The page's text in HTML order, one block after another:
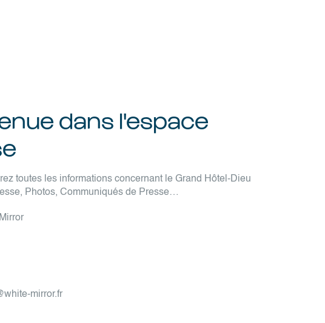
dans l'espace
toutes les informations concernant le Grand Hôtel-Dieu
Photos, Communiqués de Presse…
mirror.fr